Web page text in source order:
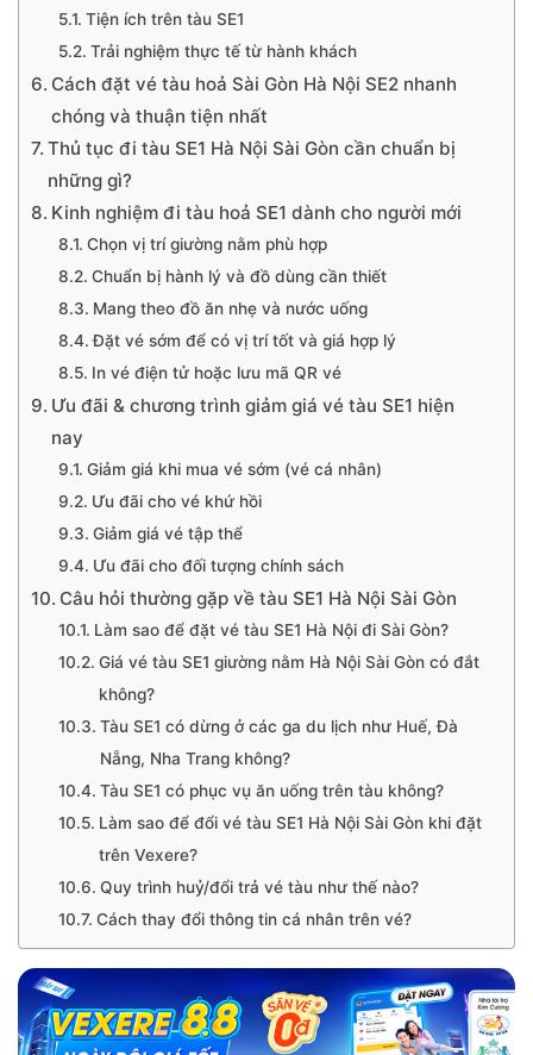
Tiện ích trên tàu SE1
Trải nghiệm thực tế từ hành khách
Cách đặt vé tàu hoả Sài Gòn Hà Nội SE2 nhanh
chóng và thuận tiện nhất
Thủ tục đi tàu SE1 Hà Nội Sài Gòn cần chuẩn bị
những gì?
Kinh nghiệm đi tàu hoả SE1 dành cho người mới
Chọn vị trí giường nằm phù hợp
Chuẩn bị hành lý và đồ dùng cần thiết
Mang theo đồ ăn nhẹ và nước uống
Đặt vé sớm để có vị trí tốt và giá hợp lý
In vé điện tử hoặc lưu mã QR vé
Ưu đãi & chương trình giảm giá vé tàu SE1 hiện
nay
Giảm giá khi mua vé sớm (vé cá nhân)
Ưu đãi cho vé khứ hồi
Giảm giá vé tập thể
Ưu đãi cho đối tượng chính sách
Câu hỏi thường gặp về tàu SE1 Hà Nội Sài Gòn
Làm sao để đặt vé tàu SE1 Hà Nội đi Sài Gòn?
Giá vé tàu SE1 giường nằm Hà Nội Sài Gòn có đắt
không?
Tàu SE1 có dừng ở các ga du lịch như Huế, Đà
Nẵng, Nha Trang không?
Tàu SE1 có phục vụ ăn uống trên tàu không?
Làm sao để đổi vé tàu SE1 Hà Nội Sài Gòn khi đặt
trên Vexere?
Quy trình huỷ/đổi trả vé tàu như thế nào?
Cách thay đổi thông tin cá nhân trên vé?